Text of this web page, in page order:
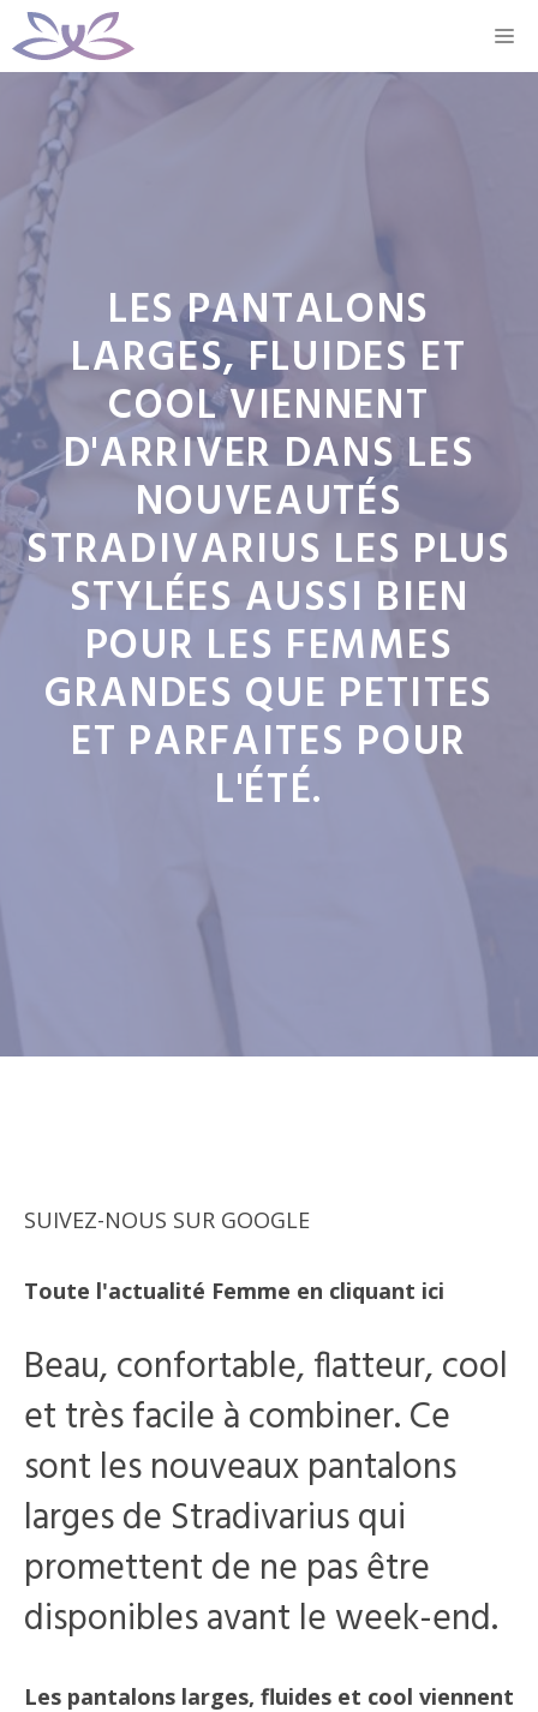
Aller
au
contenu
LES PANTALONS
LARGES, FLUIDES ET
COOL VIENNENT
D'ARRIVER DANS LES
NOUVEAUTÉS
STRADIVARIUS LES PLUS
STYLÉES AUSSI BIEN
POUR LES FEMMES
GRANDES QUE PETITES
ET PARFAITES POUR
L'ÉTÉ.
SUIVEZ-NOUS SUR GOOGLE
Toute l'actualité Femme en cliquant ici
Beau, confortable, flatteur, cool
et très facile à combiner. Ce
sont les nouveaux pantalons
larges de Stradivarius qui
promettent de ne pas être
disponibles avant le week-end.
Les pantalons larges, fluides et cool viennent